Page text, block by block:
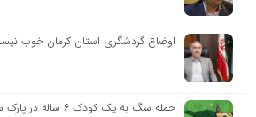
اوضاع گردشگری استان کرمان خوب
حمله سگ به یک کودک ۶ ساله در پارک ساری